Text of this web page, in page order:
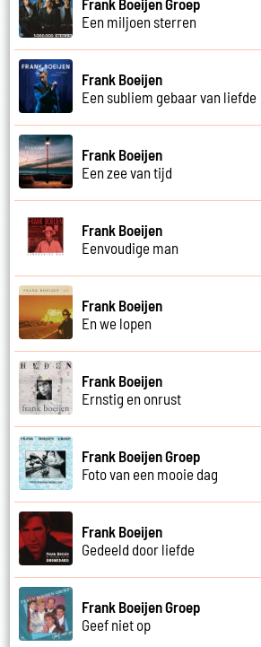
Een miljoen sterren
Frank Boeijen
Een subliem gebaar van liefde
Frank Boeijen
Een zee van tijd
Frank Boeijen
Eenvoudige man
Frank Boeijen
En we lopen
Frank Boeijen
Ernstig en onrust
Frank Boeijen Groep
Foto van een mooie dag
Frank Boeijen
Gedeeld door liefde
Frank Boeijen Groep
Geef niet op